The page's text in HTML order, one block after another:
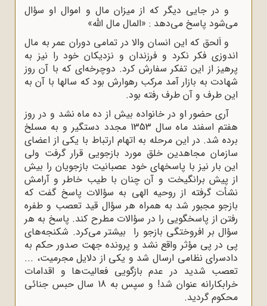
و در جایى دیگر که از میزان مال و اموال او سؤال
مى‌شود پاسخ می‌دهد : «المال مال اللّه‌»
و اَلحق که این انسان والا در تمامى دوران عمر به مال
اندوزى فکر نکرد و فرزندان و نزدیکان خود را نیز به
پرهیز از این تفکر سفارش کرد. دوچرخه‌اى که با آن روز
شهادت به بازار آمد مرکب رهوارش بود که سالها با آن به
این طرف و آن طرف رفته بود.
آرى حضور او در خانواده بیش از ده ماه نشد و در روز
هفتم اسفند ماه سال 1353 مجدد دستگیر و به مسلخ
برده شد. در این مرحله به اتهام ارتباط با یکی از اعضای
سازمان مجاهدین خلق مورد بازجویى قرار گرفت ولى
این بار نیز با پاسخهاى خود عصبانیت بازجویان را بیش
از پیش برانگیخت و آن چنان با طیب خاطر و آرامش
نشأت گرفته از روحیه الهى به سؤالات پاسخ گفت که
بازجو مجبور شد به همراه هر سؤال قید تعصب و طفره
رفتن از پاسخگویى را در سؤالات مطرح کند. پاسخ به هر
سؤال بر افروختگى بازجو را بیشتر مى‌کرد. شکنجه‌هاى
پى در پى مؤثر واقع نشد و پرونده جهت صدور حکم به
دادسراى نظامى ارسال شد و یکى از دلایل مجرمیت، ...
تعصب شدید در عدم بازگویى فعالیت‌ها و اقدامات
خرابکارانه عنوان شد! و سپس به 18 سال حبس جنائى
محکوم گردید.